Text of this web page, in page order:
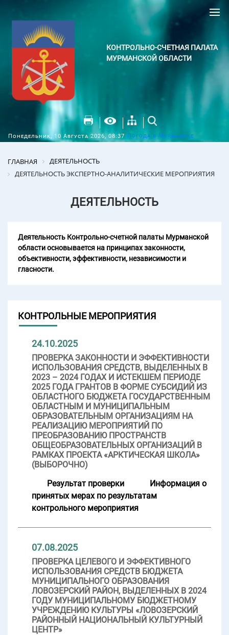
КОНТРОЛЬНО-СЧЕТНАЯ ПАЛАТА
МУРМАНСКОЙ ОБЛАСТИ
Понедельник, 10 Августа 2026, 08:37 Погода в Мурманске
ГЛАВНАЯ
ДЕЯТЕЛЬНОСТЬ
ДЕЯТЕЛЬНОСТЬ ЭКСПЕРТНО-АНАЛИТИЧЕСКИЕ МЕРОПРИЯТИЯ
ДЕЯТЕЛЬНОСТЬ
Деятельность Контрольно-счетной палаты Мурманской
области основывается на принципах законности,
объективности, эффективности, независимости и
гласности.
КОНТРОЛЬНЫЕ МЕРОПРИЯТИЯ
24.10.2025
ПРОВЕРКА ЗАКОННОСТИ И ЭФФЕКТИВНОСТИ
ИСПОЛЬЗОВАНИЯ СРЕДСТВ, ВЫДЕЛЕННЫХ В
2023 – 2024 ГОДАХ И ИСТЕКШЕМ ПЕРИОДЕ
2025 ГОДА ГРАНТОВ В ФОРМЕ СУБСИДИЙ ИЗ
ОБЛАСТНОГО БЮДЖЕТА ГОСУДАРСТВЕННЫМ
ОБЛАСТНЫМ И МУНИЦИПАЛЬНЫМ
ОБРАЗОВАТЕЛЬНЫМ ОРГАНИЗАЦИЯМ НА
РЕАЛИЗАЦИЮ МЕРОПРИЯТИЙ ПО
ПРЕОБРАЗОВАНИЮ ПРОСТРАНСТВ
ОБЩЕОБРАЗОВАТЕЛЬНЫХ ОРГАНИЗАЦИЙ В
РАМКАХ ПРОЕКТА «АРКТИЧЕСКАЯ ШКОЛА»
(ВЫБОРОЧНО)
Результат проверки
Информация о
принятых мерах по результатам
контрольного мероприятия
07.08.2025
ПРОВЕРКА ЦЕЛЕВОГО И ЭФФЕКТИВНОГО
ИСПОЛЬЗОВАНИЯ СРЕДСТВ БЮДЖЕТА
МУНИЦИПАЛЬНОГО ОБРАЗОВАНИЯ
ЛОВОЗЕРСКИЙ РАЙОН, ВЫДЕЛЕННЫХ В 2024
ГОДУ МУНИЦИПАЛЬНОМУ БЮДЖЕТНОМУ
УЧРЕЖДЕНИЮ КУЛЬТУРЫ «ЛОВОЗЕРСКИЙ
РАЙОННЫЙ НАЦИОНАЛЬНЫЙ КУЛЬТУРНЫЙ
ЦЕНТР»